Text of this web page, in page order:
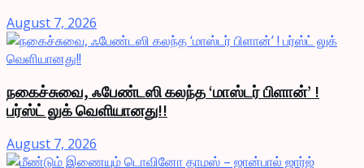
August 7, 2026
நகைச்சுவை, ஃபேண்டஸி கலந்த ‘மாஸ்டர் பிளான்’ !
பர்ஸ்ட் லுக் வெளியானது!!
August 7, 2026